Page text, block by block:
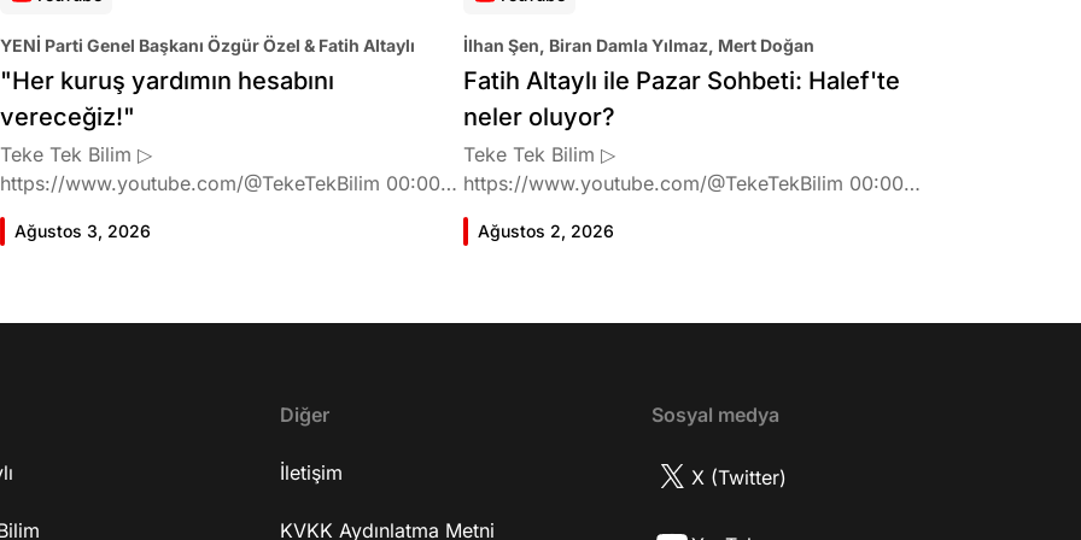
YENİ Parti Genel Başkanı Özgür Özel & Fatih Altaylı
"Her kuruş yardımın hesabını
vereceğiz!"
Teke Tek Bilim ▷
https://www.youtube.com/@TekeTekBilim 00:00
Giriş 01:58 Butlan kararı 05:58 Butlan kararı kimin
meselesi? 11:32 Kılıçdaroğlu bu günlerin sinyalini
30:09 AK Parti'ye geçişlerin duracağının garantisi
Yargıtay kararından eminken neden partiden
Seçim güvenliğini nasıl sağlayacak? 1:06:25 Ekrem
Özgür Özel'in fezlekeleri ve dokunulmazlığın
Ağustos 3, 2026
İlhan Şen, Biran Damla Yılmaz, Mert Doğan
Fatih Altaylı ile Pazar Sohbeti: Halef'te
neler oluyor?
Teke Tek Bilim ▷
https://www.youtube.com/@TekeTekBilim 00:00
Giriş 02:46 Biran Damla Yılmaz dizi teklifi
geldiğinde neler hissetti? 05:41 Oynadığı role nasıl
neler kattı? 17:52 İlhan Şen, ayakkabı eleştirisinden
mi? 22:22 Biran Damla Yılmaz nereli, nasıl bir
etkiliyor mu? 30:18 Mert Doğan'ın oyunculuk
serüveni nasıl başladı? 35:47 Aziz Yıldırım
Ağustos 2, 2026
Diğer
İletişim
KVKK Aydınlatma Metni
Sosyal medya
X (Twitter)